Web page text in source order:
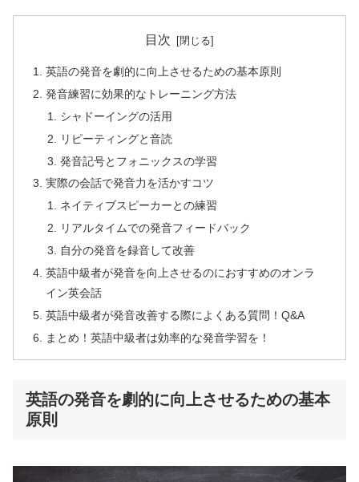
目次
英語の発音を劇的に向上させるための基本原則
発音練習に効果的なトレーニング方法
シャドーイングの活用
リピーティングと音読
発音記号とフォニックスの学習
実際の会話で発音力を活かすコツ
ネイティブスピーカーとの練習
リアルタイムでの発音フィードバック
自分の発音を録音して改善
英語中級者が発音を向上させるのにおすすめのオンラ
イン英会話
英語中級者が発音改善する際によくある質問！Q&A
まとめ！英語中級者は効率的な発音学習を！
英語の発音を劇的に向上させるための基本
原則